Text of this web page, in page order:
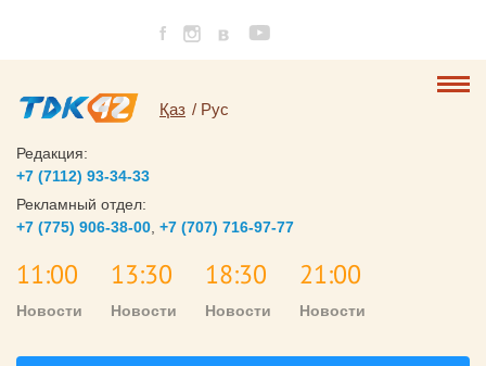
Қаз Рус
Редакция:
+7 (7112) 93-34-33
Рекламный отдел:
+7 (775) 906-38-00 +7 (707) 716-97-77
11:00
Новости
13:30
Новости
18:30
Новости
21:00
Новости